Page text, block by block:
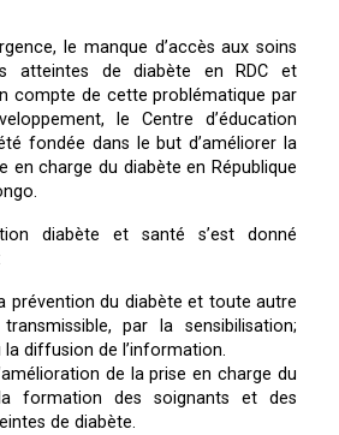
le manque d’accès aux soins
atteintes de diabète en RDC et
compte de cette problématique par
le Centre d’éducation
fondée dans le but d’améliorer la
en charge du diabète en République
diabète et santé s’est donné
prévention du diabète et toute autre
par la sensibilisation;
la diffusion de l’information.
de la prise en charge du
formation des soignants et des
de diabète.